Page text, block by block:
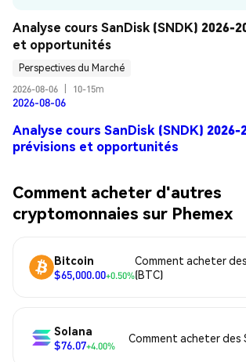
Analyse cours SanDisk (SNDK) 2026-
et opportunités
Perspectives du Marché
2026-08-06
10-15m
2026-08-06
Analyse cours SanDisk (SNDK) 2026-
prévisions et opportunités
Comment acheter d'autres
cryptomonnaies sur Phemex
Bitcoin
$65,000.00+0.50%
Comment acheter
(BTC)
Solana
$76.07+4.00%
Comment acheter des